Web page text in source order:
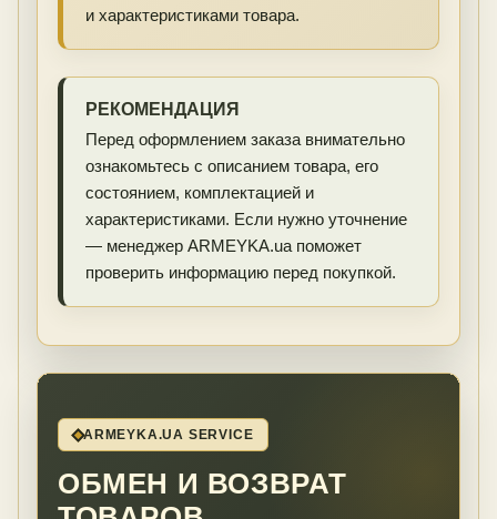
и характеристиками товара.
РЕКОМЕНДАЦИЯ
Перед оформлением заказа внимательно
ознакомьтесь с описанием товара, его
состоянием, комплектацией и
характеристиками. Если нужно уточнение
— менеджер ARMEYKA.ua поможет
проверить информацию перед покупкой.
ARMEYKA.UA SERVICE
ОБМЕН И ВОЗВРАТ